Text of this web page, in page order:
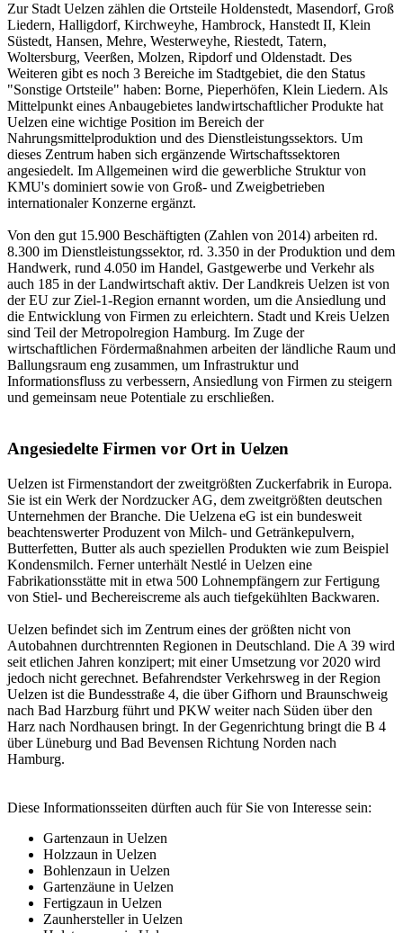
Zur Stadt Uelzen zählen die Ortsteile Holdenstedt, Masendorf, Groß
Liedern, Halligdorf, Kirchweyhe, Hambrock, Hanstedt II, Klein
Süstedt, Hansen, Mehre, Westerweyhe, Riestedt, Tatern,
Woltersburg, Veerßen, Molzen, Ripdorf und Oldenstadt. Des
Weiteren gibt es noch 3 Bereiche im Stadtgebiet, die den Status
"Sonstige Ortsteile" haben: Borne, Pieperhöfen, Klein Liedern. Als
Mittelpunkt eines Anbaugebietes landwirtschaftlicher Produkte hat
Uelzen eine wichtige Position im Bereich der
Nahrungsmittelproduktion und des Dienstleistungssektors. Um
dieses Zentrum haben sich ergänzende Wirtschaftssektoren
angesiedelt. Im Allgemeinen wird die gewerbliche Struktur von
KMU's dominiert sowie von Groß- und Zweigbetrieben
internationaler Konzerne ergänzt.
Von den gut 15.900 Beschäftigten (Zahlen von 2014) arbeiten rd.
8.300 im Dienstleistungssektor, rd. 3.350 in der Produktion und dem
Handwerk, rund 4.050 im Handel, Gastgewerbe und Verkehr als
auch 185 in der Landwirtschaft aktiv. Der Landkreis Uelzen ist von
der EU zur Ziel-1-Region ernannt worden, um die Ansiedlung und
die Entwicklung von Firmen zu erleichtern. Stadt und Kreis Uelzen
sind Teil der Metropolregion Hamburg. Im Zuge der
wirtschaftlichen Fördermaßnahmen arbeiten der ländliche Raum und
Ballungsraum eng zusammen, um Infrastruktur und
Informationsfluss zu verbessern, Ansiedlung von Firmen zu steigern
und gemeinsam neue Potentiale zu erschließen.
Angesiedelte Firmen vor Ort in Uelzen
Uelzen ist Firmenstandort der zweitgrößten Zuckerfabrik in Europa.
Sie ist ein Werk der Nordzucker AG, dem zweitgrößten deutschen
Unternehmen der Branche. Die Uelzena eG ist ein bundesweit
beachtenswerter Produzent von Milch- und Getränkepulvern,
Butterfetten, Butter als auch speziellen Produkten wie zum Beispiel
Kondensmilch. Ferner unterhält Nestlé in Uelzen eine
Fabrikationsstätte mit in etwa 500 Lohnempfängern zur Fertigung
von Stiel- und Bechereiscreme als auch tiefgekühlten Backwaren.
Uelzen befindet sich im Zentrum eines der größten nicht von
Autobahnen durchtrennten Regionen in Deutschland. Die A 39 wird
seit etlichen Jahren konzipert; mit einer Umsetzung vor 2020 wird
jedoch nicht gerechnet. Befahrendster Verkehrsweg in der Region
Uelzen ist die Bundesstraße 4, die über Gifhorn und Braunschweig
nach Bad Harzburg führt und PKW weiter nach Süden über den
Harz nach Nordhausen bringt. In der Gegenrichtung bringt die B 4
über Lüneburg und Bad Bevensen Richtung Norden nach
Hamburg.
Diese Informationsseiten dürften auch für Sie von Interesse sein:
Gartenzaun in Uelzen
Holzzaun in Uelzen
Bohlenzaun in Uelzen
Gartenzäune in Uelzen
Fertigzaun in Uelzen
Zaunhersteller in Uelzen